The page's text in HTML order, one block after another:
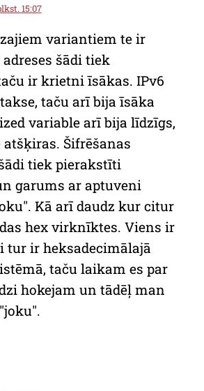
15:07
variantiem te ir
šādi tiek
ir krietni īsākas. IPv6
taču arī bija īsāka
variable arī bija līdzīgs,
Šifrēšanas
tiek pierakstīti
garums ar aptuveni
Kā arī daudz kur citur
hex virknīktes. Viens ir
tur ir heksadecimālajā
taču laikam es par
hokejam un tādēļ man